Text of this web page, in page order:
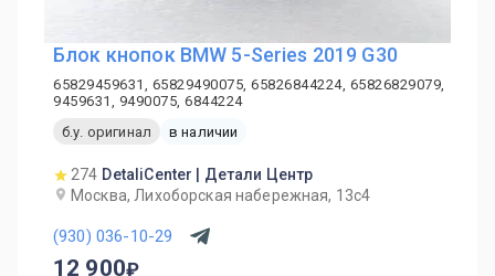
Блок кнопок BMW 5-Series 2019 G30
65829459631, 65829490075, 65826844224, 65826829079,
9459631, 9490075, 6844224
б.у. оригинал
в наличии
274 DetaliCenter | Детали Центр
Москва, Лихоборская набережная, 13с4
(930) 036-10-29
12 900